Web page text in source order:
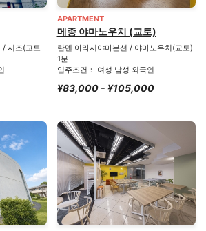
/ 시조(교토
APARTMENT
메종 야마노우치 (교토)
란덴 아라시야마본선 / 야마노우치(교토)
1분
입주조건： 여성 남성 외국인
¥83,000 - ¥105,000